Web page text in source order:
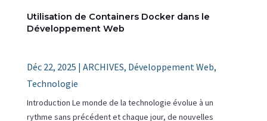
Utilisation de Containers Docker dans le
Développement Web
Déc 22, 2025 | ARCHIVES, Développement Web,
Technologie
Introduction Le monde de la technologie évolue à un
rythme sans précédent et chaque jour, de nouvelles